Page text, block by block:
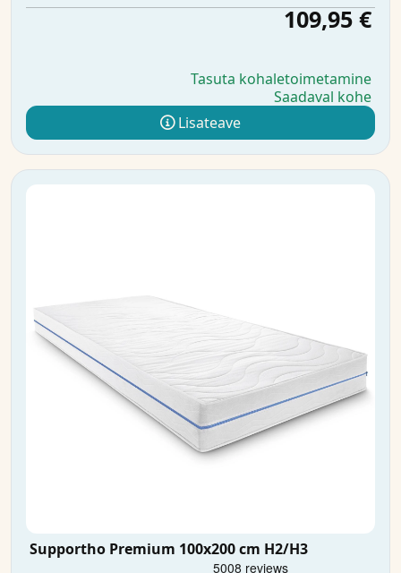
109,95 €
Tasuta kohaletoimetamine
Saadaval kohe
Lisateave
Supportho Premium 100x200 cm H2/H3